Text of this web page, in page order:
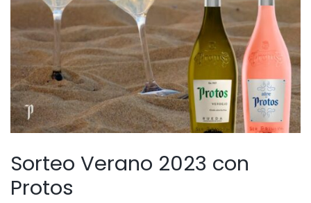
Sorteo Verano 2023 con
Protos